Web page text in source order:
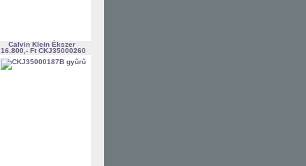
Calvin Klein Ékszer
16.800,- Ft CKJ35000260